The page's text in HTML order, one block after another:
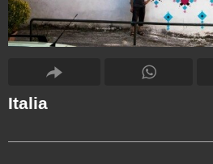
Italia